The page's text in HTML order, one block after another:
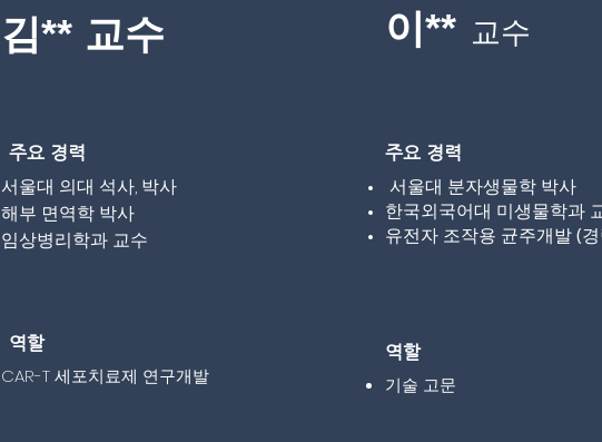
​김** 교수
주요 경력
​서울대 의대 석사, 박사
해부 면역학 박사
​임상병리학과 교수
역할
CAR-T 세포치료제 연구개발
이** 교수
주요 경력
서울대 분자생물학 박사
한국외국어대 미생물학과
유전자 조작용 균주개발 (
역할
​기술 고문